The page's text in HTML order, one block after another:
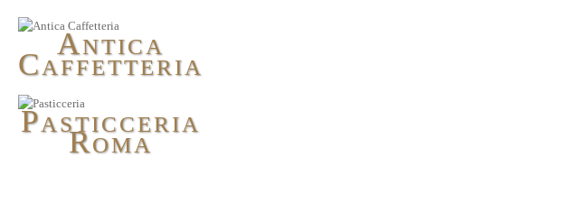
ANTICA
CAFFETTERIA
PASTICCERIA
ROMA